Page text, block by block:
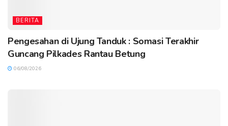
BERITA
Pengesahan di Ujung Tanduk : Somasi Terakhir
Guncang Pilkades Rantau Betung
06/08/2026